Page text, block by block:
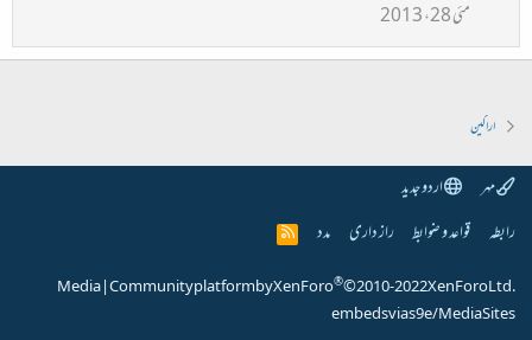
مئی 28، 2013
اراکین
مہر
اردو جدید
رابطہ قواعد و ضوابط راز داری مدد
R
S
Community platform by XenForo®© 2010-2022 XenForo Ltd.
|
Media
embeds via s9e/MediaSites